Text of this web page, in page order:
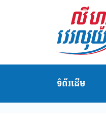
ទំព័រដើម